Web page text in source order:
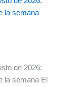
la semana
de 2026:
la semana El